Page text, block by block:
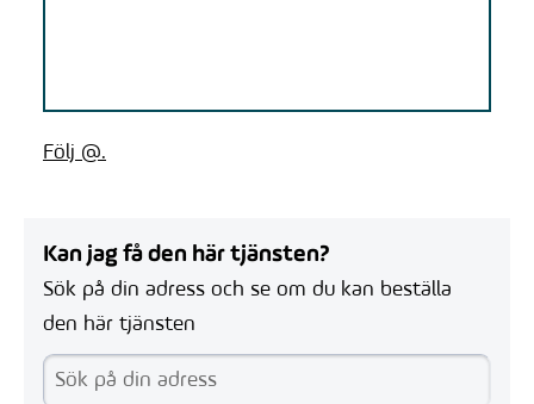
Följ @.
Kan jag få den här tjänsten?
Sök på din adress och se om du kan beställa
den här tjänsten